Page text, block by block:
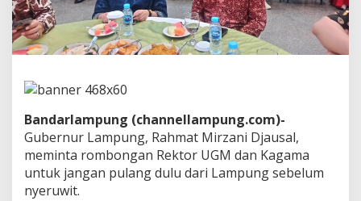
n
K
a
g
e
r
h
a
t
Bandarlampung (channellampung.com)-
Gubernur Lampung, Rahmat Mirzani Djausal,
meminta rombongan Rektor UGM dan Kagama
untuk jangan pulang dulu dari Lampung sebelum
nyeruwit.